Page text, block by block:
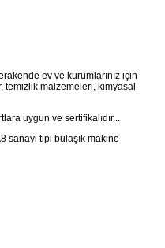
ev ve kurumlarınız için
temizlik malzemeleri, kimyasal
uygun ve sertifikalıdır...
sanayi tipi bulaşık makine